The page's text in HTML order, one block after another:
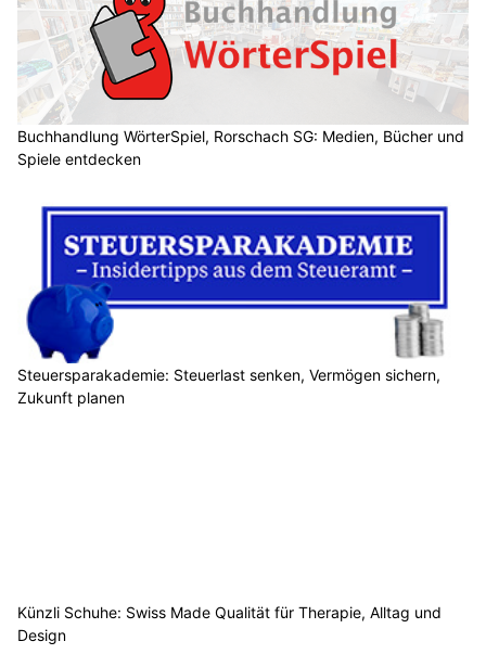
Buchhandlung WörterSpiel, Rorschach SG: Medien, Bücher und
Spiele entdecken
Steuersparakademie: Steuerlast senken, Vermögen sichern,
Zukunft planen
Künzli Schuhe: Swiss Made Qualität für Therapie, Alltag und
Design